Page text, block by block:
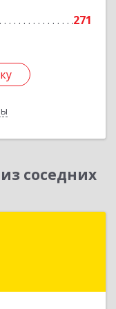
271
соседних
Ключ г,